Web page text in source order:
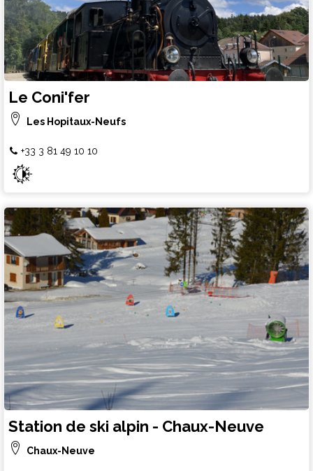
Le Coni'fer
Les Hopitaux-Neufs
+33 3 81 49 10 10
Station de ski alpin - Chaux-Neuve
Chaux-Neuve